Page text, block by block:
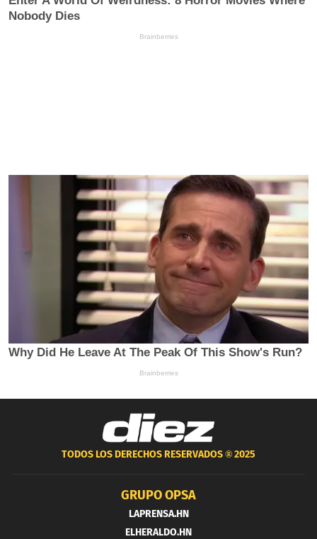
TODOS LOS DERECHOS RESERVADOS ®2025
GRUPO OPSA
LAPRENSA.HN
ELHERALDO.HN